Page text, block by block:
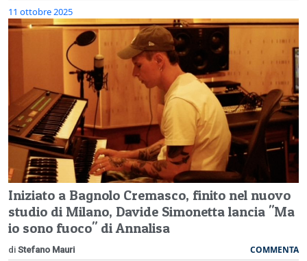
11 ottobre 2025
Iniziato a Bagnolo Cremasco, finito nel nuovo
studio di Milano, Davide Simonetta lancia "Ma
io sono fuoco" di Annalisa
di Stefano Mauri COMMENTA